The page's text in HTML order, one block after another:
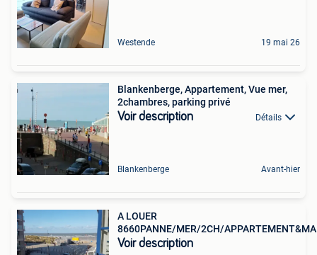
Westende 19 mai 26
Blankenberge, Appartement, Vue mer,
2chambres, parking privé
Voir description Détails
Blankenberge Avant-hier
A LOUER
8660PANNE/MER/2CH/
Voir description